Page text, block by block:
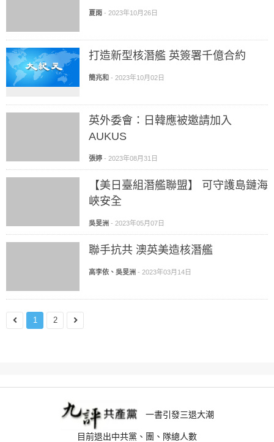
夏雨 - 2023年10月26日
打造新型核潛艦 英簽署千億合約
簡兆和 - 2023年10月02日
英外委會：日韓應被邀請加入
AUKUS
張婷 - 2023年08月31日
【美日臺組潛艦聯盟】 可守護島鏈海
峽安全
吳旻洲 - 2023年05月07日
聯手抗共 澳英美造核潛艦
高李依、吳旻洲 - 2023年03月14日
1 2
一書引發三退大潮
目前退出中共黨、團、隊總人數